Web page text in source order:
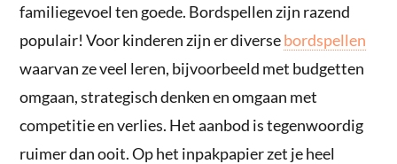
familiegevoel ten goede. Bordspellen zijn razend
populair! Voor kinderen zijn er diversebordspellen
waarvan ze veel leren, bijvoorbeeld met budgetten
omgaan, strategisch denken en omgaan met
competitie en verlies. Het aanbod is tegenwoordig
ruimer dan ooit. Op het inpakpapier zet je heel